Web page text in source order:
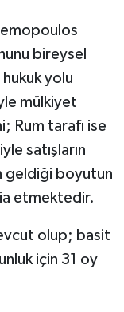
bireysel
hukuk yolu
mülkiyet
Rum tarafı ise
satışların
geldiği boyutun
etmektedir.
olup; basit
için 31 oy